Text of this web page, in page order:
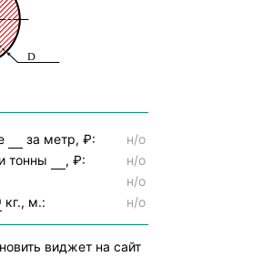
за метр, ₽:
н/о
тонны
, ₽:
н/о
н/о
кг., м.: н/о
виджет на сайт